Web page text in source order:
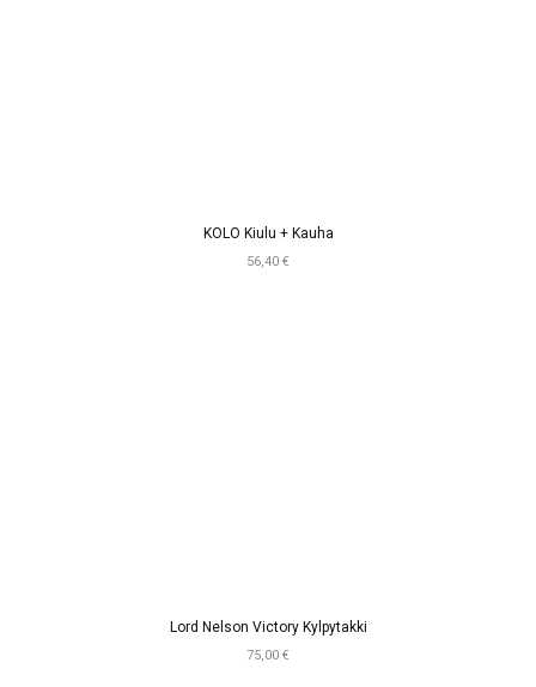
KOLO Kiulu + Kauha
56,40 €
Lord Nelson Victory Kylpytakki
75,00 €